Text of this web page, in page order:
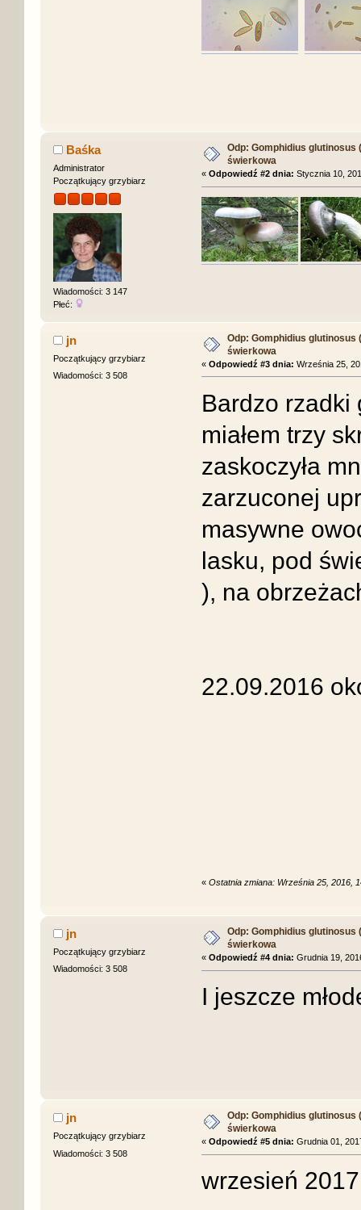
Baśka
Administrator
Początkujący grzybiarz
Wiadomości: 3 147
Płeć:
Odp: Gomphidius glutinosus
świerkowa
« Odpowiedź #2 dnia: Stycznia 10,
jn
Początkujący grzybiarz
Wiadomości: 3 508
Odp: Gomphidius glutinosus
świerkowa
« Odpowiedź #3 dnia: Września 25,
Bardzo rzadki
miałem trzy
zaskoczyła
zarzuconej
masywne
lasku, pod
), na
22.09.2016
« Ostatnia zmiana: Września 25, 2016,
jn
Początkujący grzybiarz
Wiadomości: 3 508
Odp: Gomphidius glutinosus
świerkowa
« Odpowiedź #4 dnia: Grudnia 19,
I jeszcze
jn
Początkujący grzybiarz
Wiadomości: 3 508
Odp: Gomphidius glutinosus
świerkowa
« Odpowiedź #5 dnia: Grudnia 01,
wrzesień